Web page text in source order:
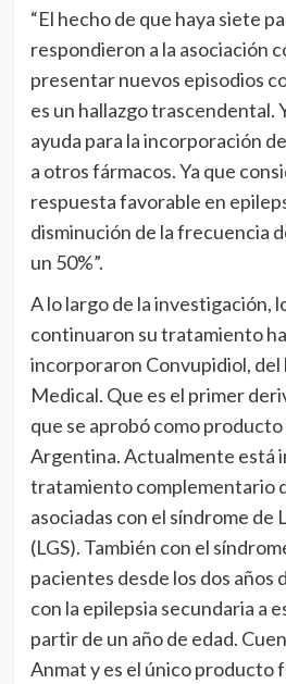
“El hecho de que haya siete
respondieron a la asociación
presentar nuevos episodios
es un hallazgo trascendental.
ayuda para la incorporación
a otros fármacos. Ya que
respuesta favorable en
disminución de la frecuencia
un 50%”.
A lo largo de la investigación,
continuaron su tratamiento
incorporaron Convupidiol,
Medical. Que es el primer
que se aprobó como
Argentina. Actualmente está
tratamiento complementario
asociadas con el síndrome de
(LGS). También con el
pacientes desde los dos años
con la epilepsia secundaria a
partir de un año de edad.
Anmat y es el único producto